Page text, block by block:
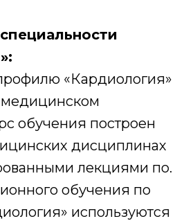
«Кардиология»
медицинском
обучения построен
дисциплинах
лекциями по.
обучения по
используются